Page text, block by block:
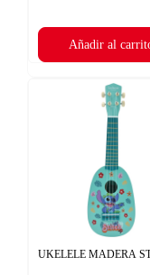
Añadir al
UKELELE MADERA